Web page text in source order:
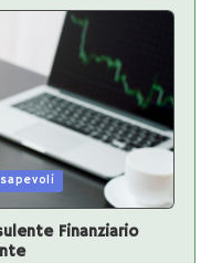
Finanziario